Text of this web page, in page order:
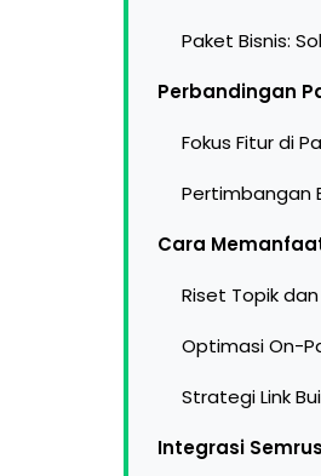
Paket Bisnis:
Perbandingan
Fokus Fitur di
Pertimbangan
Cara
Riset Topik
Optimasi On-
Strategi Link
Integrasi